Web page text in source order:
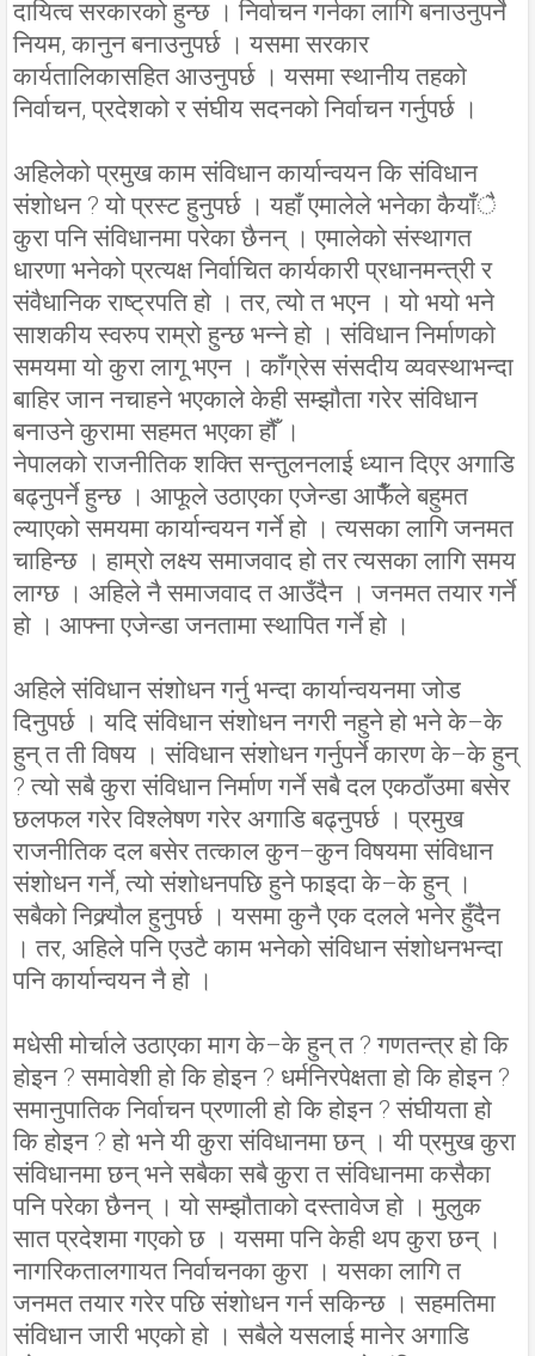
दायित्व सरकारको हुन्छ । निर्वाचन गर्नका लागि बनाउनुपर्ने
नियम, कानुन बनाउनुपर्छ । यसमा सरकार
कार्यतालिकासहित आउनुपर्छ । यसमा स्थानीय तहको
निर्वाचन, प्रदेशको र संघीय सदनको निर्वाचन गर्नुपर्छ ।
अहिलेको प्रमुख काम संविधान कार्यान्वयन कि संविधान
संशोधन ? यो प्रस्ट हुनुपर्छ । यहाँ एमालेले भनेका कैयाँै
कुरा पनि संविधानमा परेका छैनन् । एमालेको संस्थागत
धारणा भनेको प्रत्यक्ष निर्वाचित कार्यकारी प्रधानमन्त्री र
संवैधानिक राष्ट्रपति हो । तर, त्यो त भएन । यो भयो भने
साशकीय स्वरुप राम्रो हुन्छ भन्ने हो । संविधान निर्माणको
समयमा यो कुरा लागू भएन । काँग्रेस संसदीय व्यवस्थाभन्दा
बाहिर जान नचाहने भएकाले केही सम्झौता गरेर संविधान
बनाउने कुरामा सहमत भएका हौँ ।
नेपालको राजनीतिक शक्ति सन्तुलनलाई ध्यान दिएर अगाडि
बढ्नुपर्ने हुन्छ । आफूले उठाएका एजेन्डा आफैँले बहुमत
ल्याएको समयमा कार्यान्वयन गर्ने हो । त्यसका लागि जनमत
चाहिन्छ । हाम्रो लक्ष्य समाजवाद हो तर त्यसका लागि समय
लाग्छ । अहिले नै समाजवाद त आउँदैन । जनमत तयार गर्ने
हो । आफ्ना एजेन्डा जनतामा स्थापित गर्ने हो ।
अहिले संविधान संशोधन गर्नु भन्दा कार्यान्वयनमा जोड
दिनुपर्छ । यदि संविधान संशोधन नगरी नहुने हो भने के–के
हुन् त ती विषय । संविधान संशोधन गर्नुपर्ने कारण के–के हुन्
? त्यो सबै कुरा संविधान निर्माण गर्ने सबै दल एकठाँउमा बसेर
छलफल गरेर विश्लेषण गरेर अगाडि बढ्नुपर्छ । प्रमुख
राजनीतिक दल बसेर तत्काल कुन–कुन विषयमा संविधान
संशोधन गर्ने, त्यो संशोधनपछि हुने फाइदा के–के हुन् ।
सबैको निक्र्यौल हुनुपर्छ । यसमा कुनै एक दलले भनेर हुँदैन
। तर, अहिले पनि एउटै काम भनेको संविधान संशोधनभन्दा
पनि कार्यान्वयन नै हो ।
मधेसी मोर्चाले उठाएका माग के–के हुन् त ? गणतन्त्र हो कि
होइन ? समावेशी हो कि होइन ? धर्मनिरपेक्षता हो कि होइन ?
समानुपातिक निर्वाचन प्रणाली हो कि होइन ? संघीयता हो
कि होइन ? हो भने यी कुरा संविधानमा छन् । यी प्रमुख कुरा
संविधानमा छन् भने सबैका सबै कुरा त संविधानमा कसैका
पनि परेका छैनन् । यो सम्झौताको दस्तावेज हो । मुलुक
सात प्रदेशमा गएको छ । यसमा पनि केही थप कुरा छन् ।
नागरिकतालगायत निर्वाचनका कुरा । यसका लागि त
जनमत तयार गरेर पछि संशोधन गर्न सकिन्छ । सहमतिमा
संविधान जारी भएको हो । सबैले यसलाई मानेर अगाडि